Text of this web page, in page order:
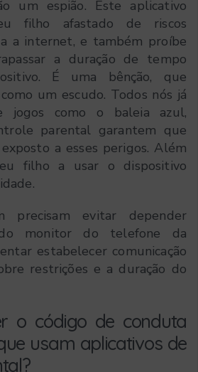
um espião. Este aplicativo
filho afastado de riscos
a internet, e também proíbe
a duração de tempo
É uma bênção, que
um escudo. Todos nós já
jogos como o baleia azul,
parental garantem que
a esses perigos. Além
filho a usar o dispositivo
precisam evitar depender
monitor do telefone da
estabelecer comunicação
restrições e a duração do
o código de conduta
usam aplicativos de